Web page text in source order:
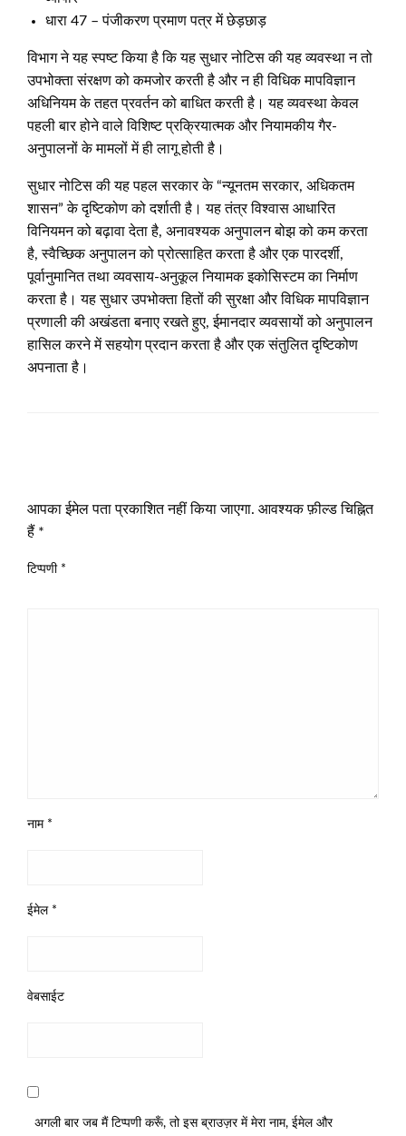
धारा 47 – पंजीकरण प्रमाण पत्र में छेड़छाड़
विभाग ने यह स्पष्ट किया है कि यह सुधार नोटिस की यह व्यवस्था न तो
उपभोक्ता संरक्षण को कमजोर करती है और न ही विधिक मापविज्ञान
अधिनियम के तहत प्रवर्तन को बाधित करती है। यह व्यवस्था केवल
पहली बार होने वाले विशिष्ट प्रक्रियात्मक और नियामकीय गैर-
अनुपालनों के मामलों में ही लागू होती है।
सुधार नोटिस की यह पहल सरकार के “न्यूनतम सरकार, अधिकतम
शासन” के दृष्टिकोण को दर्शाती है। यह तंत्र विश्वास आधारित
विनियमन को बढ़ावा देता है, अनावश्यक अनुपालन बोझ को कम करता
है, स्वैच्छिक अनुपालन को प्रोत्साहित करता है और एक पारदर्शी,
पूर्वानुमानित तथा व्यवसाय-अनुकूल नियामक इकोसिस्टम का निर्माण
करता है। यह सुधार उपभोक्ता हितों की सुरक्षा और विधिक मापविज्ञान
प्रणाली की अखंडता बनाए रखते हुए, ईमानदार व्यवसायों को अनुपालन
हासिल करने में सहयोग प्रदान करता है और एक संतुलित दृष्टिकोण
अपनाता है।
आपका ईमेल पता प्रकाशित नहीं किया जाएगा. आवश्यक फ़ील्ड चिह्नित
हैं *
टिप्पणी *
नाम *
ईमेल *
वेबसाईट
अगली बार जब मैं टिप्पणी करूँ, तो इस ब्राउज़र में मेरा नाम, ईमेल और